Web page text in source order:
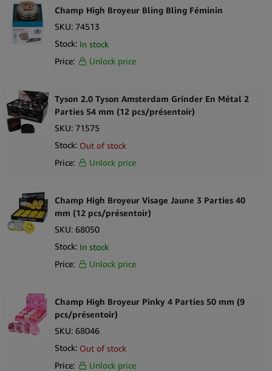
Champ High Broyeur Bling Bling Féminin
SKU: 74513
Stock: In stock
Price:
Unlock price
Tyson 2.0 Tyson Amsterdam Grinder En Métal 2
Parties 54 mm (12 pcs/présentoir)
SKU: 71575
Stock: Out of stock
Price:
Unlock price
Champ High Broyeur Visage Jaune 3 Parties 40
mm (12 pcs/présentoir)
SKU: 68050
Stock: In stock
Price:
Unlock price
Champ High Broyeur Pinky 4 Parties 50 mm (9
pcs/présentoir)
SKU: 68046
Stock: Out of stock
Price:
Unlock price